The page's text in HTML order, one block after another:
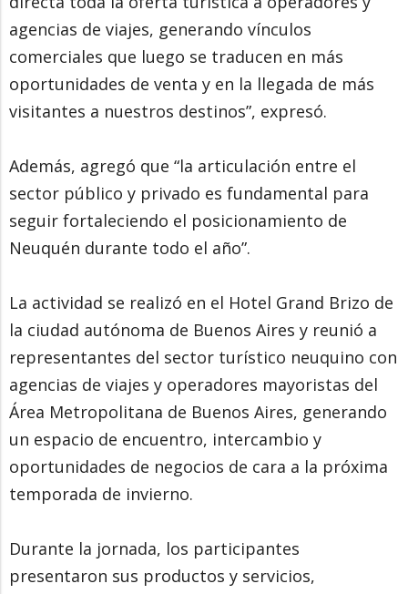
agencias de viajes, generando vínculos
comerciales que luego se traducen en más
oportunidades de venta y en la llegada de más
visitantes a nuestros destinos”, expresó.
Además, agregó que “la articulación entre el
sector público y privado es fundamental para
seguir fortaleciendo el posicionamiento de
Neuquén durante todo el año”.
La actividad se realizó en el Hotel Grand Brizo de
la ciudad autónoma de Buenos Aires y reunió a
representantes del sector turístico neuquino con
agencias de viajes y operadores mayoristas del
Área Metropolitana de Buenos Aires, generando
un espacio de encuentro, intercambio y
oportunidades de negocios de cara a la próxima
temporada de invierno.
Durante la jornada, los participantes
presentaron sus productos y servicios,